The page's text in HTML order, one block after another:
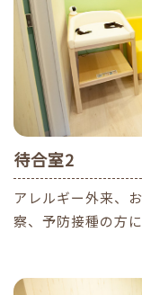
待合室2
アレルギー外来、
察、予防接種の方